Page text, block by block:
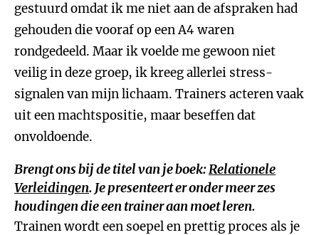
gestuurd omdat ik me niet aan de afspraken had
gehouden die vooraf op een A4 waren
rondgedeeld. Maar ik voelde me gewoon niet
veilig in deze groep, ik kreeg allerlei stress-
signalen van mijn lichaam. Trainers acteren vaak
uit een machtspositie, maar beseffen dat
onvoldoende.
Brengt ons bij de titel van je boek:Relationele
Verleidingen. Je presenteert er onder meer zes
houdingen die een trainer aan moet leren.
Trainen wordt een soepel en prettig proces als je